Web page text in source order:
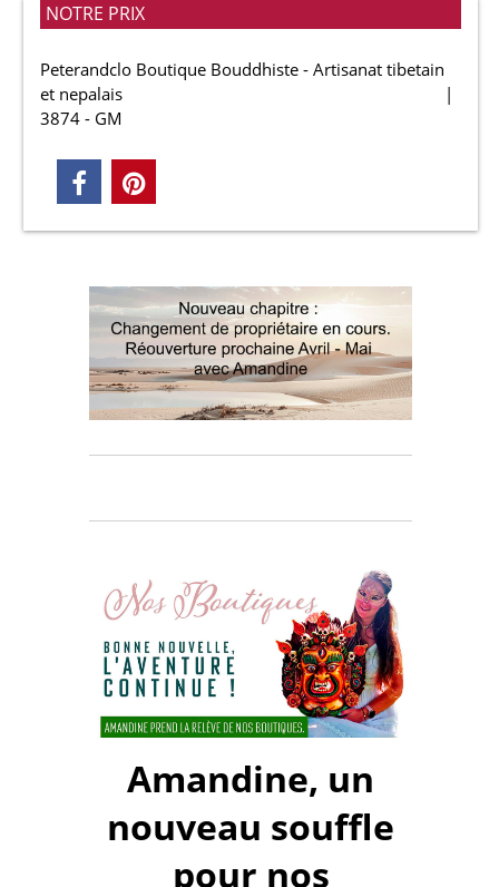
NOTRE PRIX
Peterandclo Boutique Bouddhiste - Artisanat tibetain
et nepalais
3874 - GM
Amandine, un
nouveau souffle
pour nos